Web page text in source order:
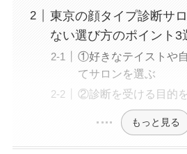
東京の顔タイプ診断サ
ない選び方のポイント3
①好きなテイストや
てサロンを選ぶ
②診断を受ける目的
もっと見る